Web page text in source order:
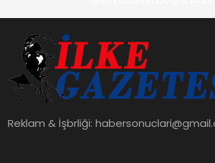
Reklam & İşbrliği: